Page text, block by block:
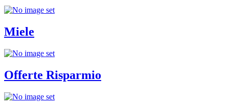
Miele
Offerte Risparmio